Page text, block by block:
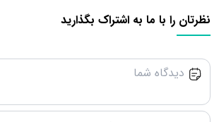
نظرتان را با ما به اشتراک بگذارید